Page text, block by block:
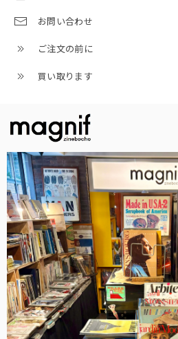
お問い合わせ
ご注文の前に
買い取ります